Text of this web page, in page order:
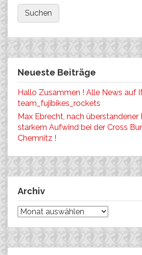
Neueste Beiträge
Hallo Zusammen ! Alle News auf
team_fujibikes_rockets
Max Ebrecht, nach überstandener
starkem Aufwind bei der Cross
Chemnitz !
Archiv
Archiv